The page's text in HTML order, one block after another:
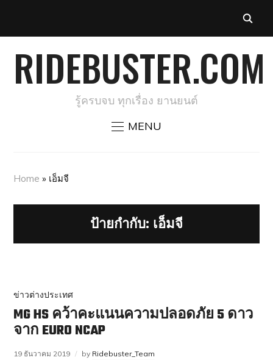
RIDEBUSTER.COM
รู้ครบจบ ทุกเรื่อง ยานยนต์
MENU
Home » เอ็มจี
ป้ายกำกับ: เอ็มจี
ข่าวต่างประเทศ
MG HS คว้าคะแนนความปลอดภัย 5 ดาว
จาก EURO NCAP
19 ธันวาคม 2019 by Ridebuster_Team